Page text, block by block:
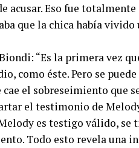
acusar. Eso fue
que la chica había
“Es la primera vez
como éste. Pero se
el sobreseimiento que
el testimonio de
es testigo válido, se
Todo esto revela una